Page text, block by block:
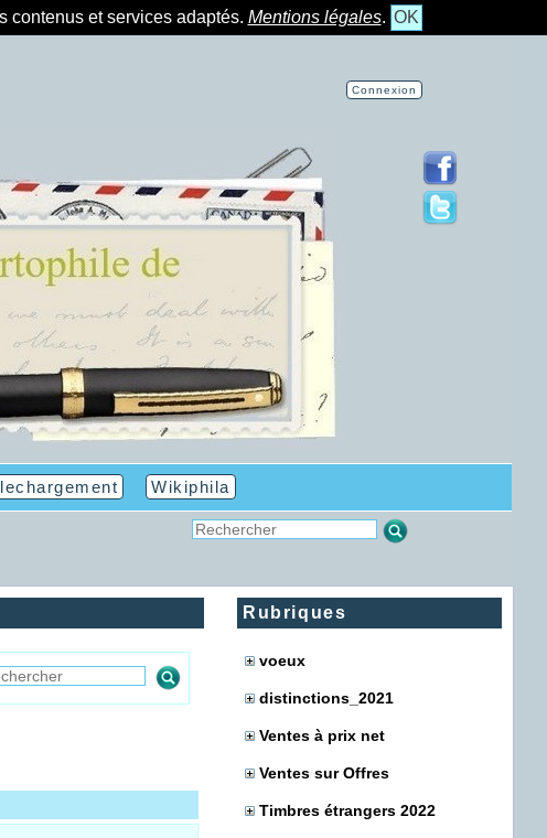
contenus et services adaptés. Mentions légales. OK
Connexion
Wikiphila
Rubriques
voeux
distinctions_2021
Ventes à prix net
Ventes sur Offres
Timbres étrangers 2022